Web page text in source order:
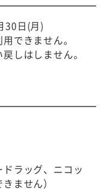
30日(月)
できません。
しはしません。
ラッグ、ニコッ
ません）